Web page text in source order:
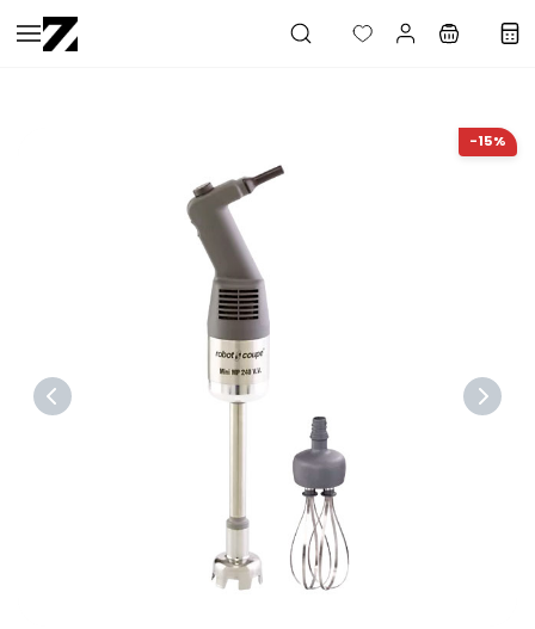
Saltar al
contenido
-15%